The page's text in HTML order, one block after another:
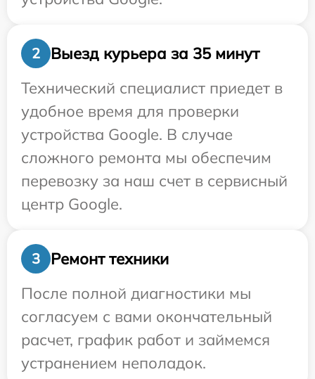
2
Выезд курьера за 35 минут
Технический специалист приедет в
удобное время для проверки
устройства Google. В случае
сложного ремонта мы обеспечим
перевозку за наш счет в сервисный
центр Google.
3
Ремонт техники
После полной диагностики мы
согласуем с вами окончательный
расчет, график работ и займемся
устранением неполадок.